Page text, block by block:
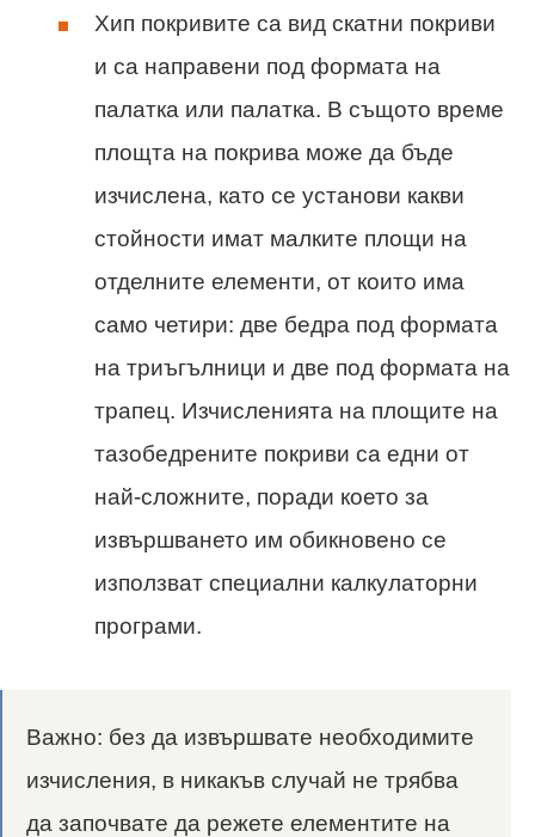
Хип покривите са вид скатни покриви
и са направени под формата на
палатка или палатка. В същото време
площта на покрива може да бъде
изчислена, като се установи какви
стойности имат малките площи на
отделните елементи, от които има
само четири: две бедра под формата
на триъгълници и две под формата на
трапец. Изчисленията на площите на
тазобедрените покриви са едни от
най-сложните, поради което за
извършването им обикновено се
използват специални калкулаторни
програми.
Важно: без да извършвате необходимите
изчисления, в никакъв случай не трябва
да започвате да режете елементите на